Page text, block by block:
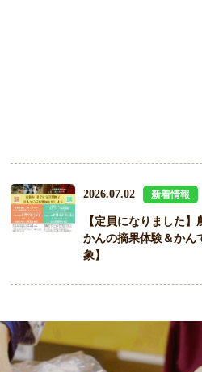
2026.07.02 新着情報
【定員になりました
かんの摘果体験＆かん
象】